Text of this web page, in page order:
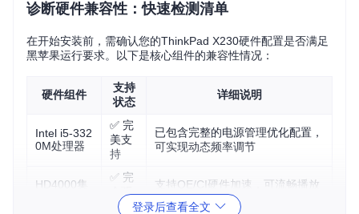
诊断硬件兼容性：快速检测清单
在开始安装前，需确认您的ThinkPad X230硬件配置是否满足
黑苹果运行要求。以下是核心组件的兼容性情况：
硬件组件
支持
状态
详细说明
Intel i5-332
0M处理器
✅ 完
美支
持
已包含完整的电源管理优化配置，
可实现动态频率调节
HD4000集
✅ 完
全驱
动
支持QE/CI硬件加速，可流畅播放
高清视频和运行图形应用
登录后查看全文